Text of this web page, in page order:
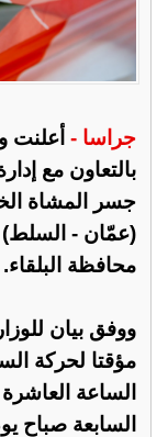
جراسا - أعلنت
بالتعاون مع
جسر المشاة
(عمّان - السلط)
محافظة البلقاء.
ووفق بيان
مؤقتا لحركة
الساعة